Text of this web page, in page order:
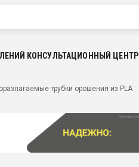
КОНСУЛЬТАЦИОННЫЙ ЦЕНТР
трубки орошения из PLA